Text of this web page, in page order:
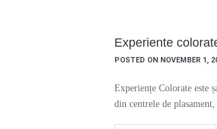
Experiente
POSTED ON NOVEMBER 1,
Experiențe Colorate este
din centrele de